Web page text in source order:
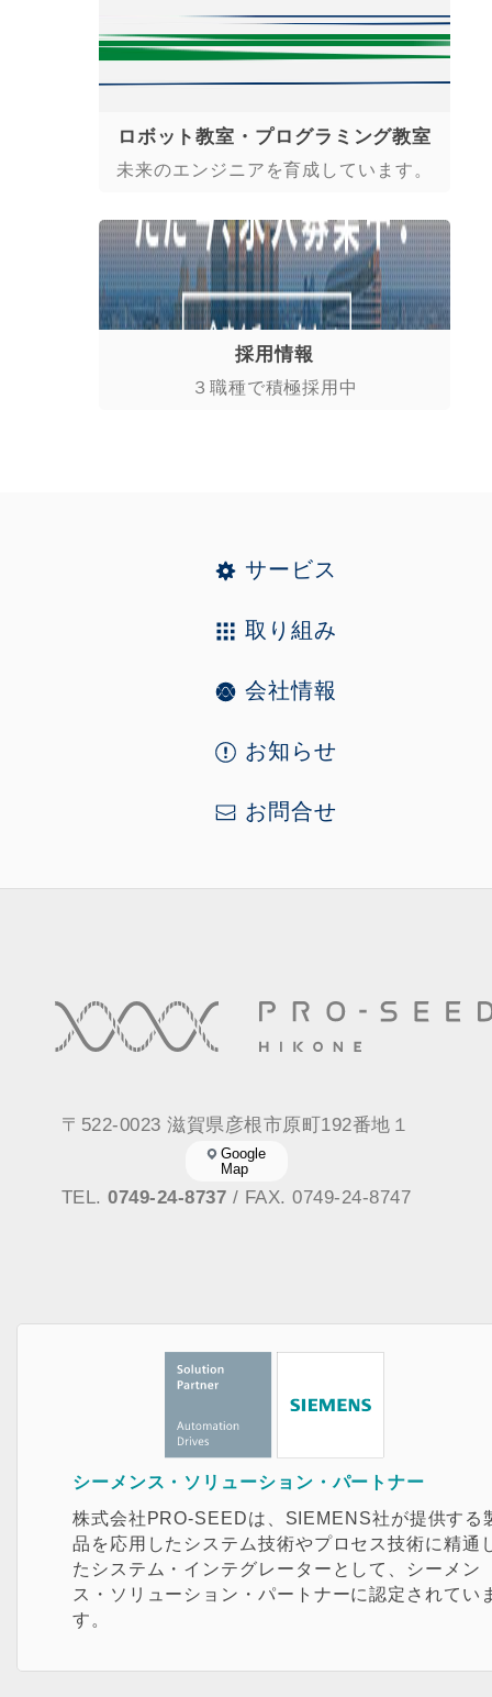
ロボット教室・プログラミング教室
未来のエンジニアを育成しています。
採用情報
３職種で積極採用中
サービス
取り組み
会社情報
お知らせ
お問合せ
〒522-0023 滋賀県彦根市原町192番地１
Google
Map
TEL.0749-24-8737 / FAX. 0749-24-8747
シーメンス・ソリューション・パートナー
株式会社PRO-SEEDは、SIEMENS社が提供する
品を応用したシステム技術やプロセス技術に精通
たシステム・インテグレーターとして、シーメン
ス・ソリューション・パートナーに認定されてい
す。